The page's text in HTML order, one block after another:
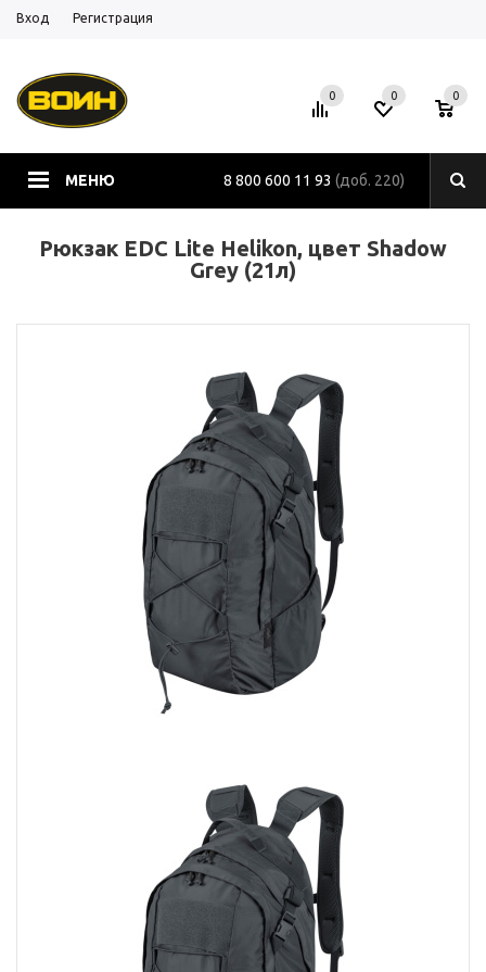
Вход Регистрация
МЕНЮ 8 800 600 11 93 (доб. 220)
0 0 0
Рюкзак EDC Lite Helikon, цвет Shadow
Grey (21л)